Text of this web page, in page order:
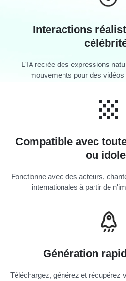
Interactions
L'IA recrée des expressions
mouvements pour des
Compatible avec
ou
Fonctionne avec des acteurs,
internationales à partir de
Génération
Téléchargez, générez et récupérez